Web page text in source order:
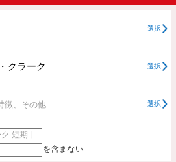
人情報一覧
選択
クラーク 選択
徴、その他 選択
を含まない